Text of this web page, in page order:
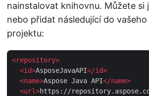
nainstalovat knihovnu. Můžete si
nebo přidat následující do vašeho
projektu:
<repository>
<id>AsposeJavaAPI</id>
<name>Aspose Java API</name>
<url>https://